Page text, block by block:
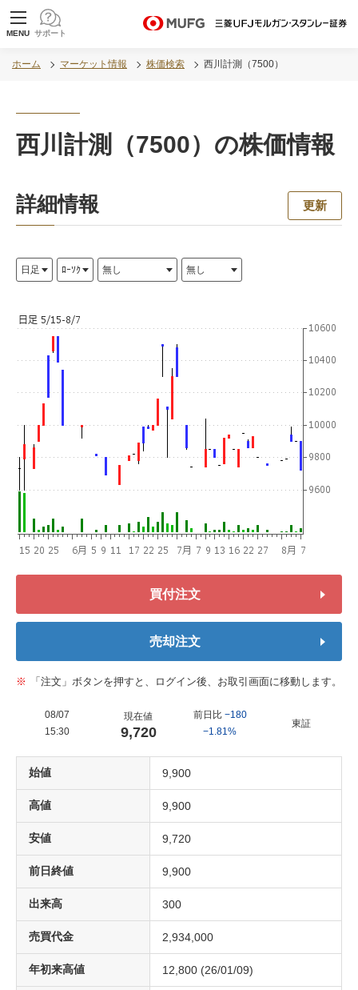
MUFG 世界が進むチカラになる。 三菱ＵＦＪモル
MENU サポート
ホーム マーケット情報 株価検索 西川計測（7500）
西川計測（7500）の株価情報
詳細情報 更新
買付注文
売却注文
「注文」ボタンを押すと、ログイン後、お取引画面に移動します。
08/07
15:30
現在値
9,720
前日比 −180
−1.81%
東証
始値 9,900
高値 9,900
安値 9,720
前日終値 9,900
出来高 300
売買代金 2,934,000
年初来高値 12,800 (26/01/09)